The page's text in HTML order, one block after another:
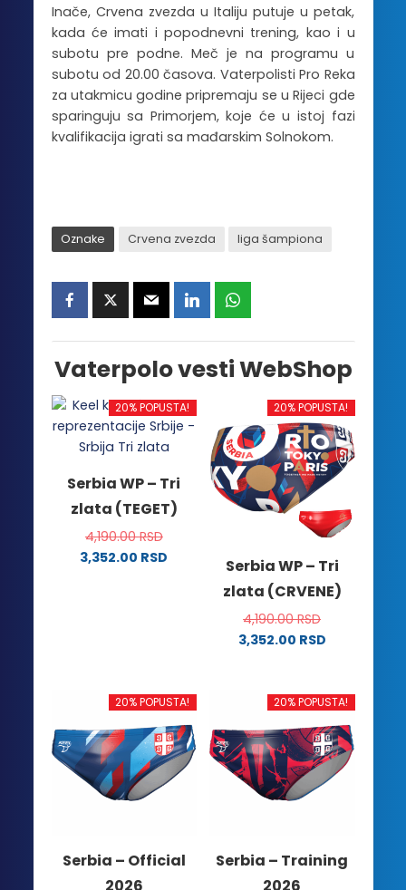
Inače, Crvena zvezda u Italiju putuje u petak,
kada će imati i popodnevni trening, kao i u
subotu pre podne. Meč je na programu u
subotu od 20.00 časova. Vaterpolisti Pro Reka
za utakmicu godine pripremaju se u Rijeci gde
sparinguju sa Primorjem, koje će u istoj fazi
kvalifikacija igrati sa mađarskim Solnokom.
Oznake Crvena zvezda liga šampiona
Vaterpolo vesti WebShop
20% POPUSTA!
Serbia WP – Tri
zlata (TEGET)
4,190.00RSD
3,352.00 RSD
mogu
izabrane
na
stranici
proizvoda.
20% POPUSTA!
Serbia WP – Tri
zlata (CRVENE)
4,190.00RSD
3,352.00 RSD
ima
varijanti.
Opcije
mogu
biti
stranici
20% POPUSTA!
Serbia – Official
20% POPUSTA!
Serbia – Training